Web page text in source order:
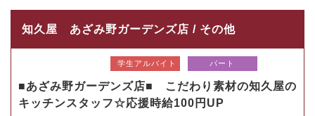
知久屋 あざみ野ガーデンズ店 / その他
学生アルバイト パート
■あざみ野ガーデンズ店■ こだわり素材の知久屋の
キッチンスタッフ☆応援時給100円UP